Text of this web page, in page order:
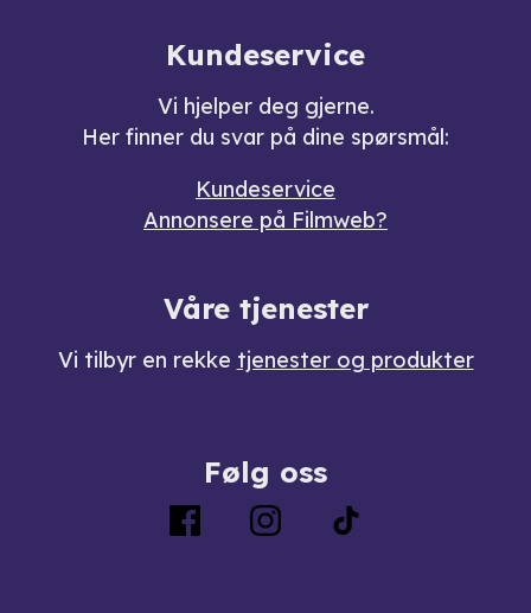
Kundeservice
Vi hjelper deg gjerne.
Her finner du svar på dine spørsmål:
Kundeservice
Annonsere på Filmweb?
Våre tjenester
Vi tilbyr en rekke tjenester og produkter
Følg oss